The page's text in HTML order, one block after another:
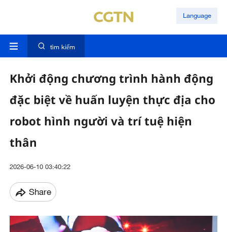
Language
tìm kiếm
Khởi động chương trình hành động
đặc biệt về huấn luyện thực địa cho
robot hình người và trí tuệ hiện
thân
2026-06-10 03:40:22
Share